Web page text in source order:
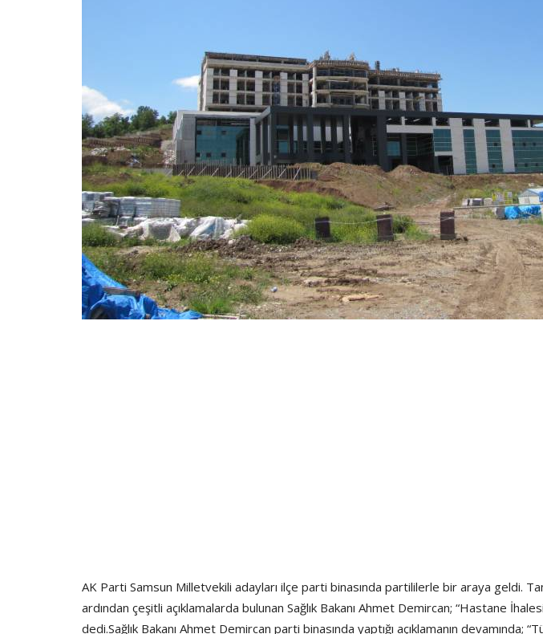
AK Parti Samsun Milletvekili adayları ilçe parti binasında partililerle bir araya geldi.
ardından çeşitli açıklamalarda bulunan Sağlık Bakanı Ahmet Demircan; “Hastane
dedi.Sağlık Bakanı Ahmet Demircan parti binasında yaptığı açıklamanın devamında;